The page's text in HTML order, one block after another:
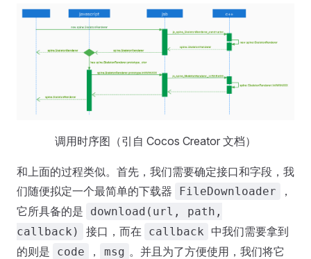
调用时序图（引自 Cocos Creator 文档）
和上面的过程类似。首先，我们需要确定接口和字段，我
们随便拟定一个最简单的下载器
FileDownloader
，
它所具备的是
download(url, path,
callback)
接口，而在 callback
中我们需要拿到
的则是
code ， msg 。并且为了方便使用，我们将它